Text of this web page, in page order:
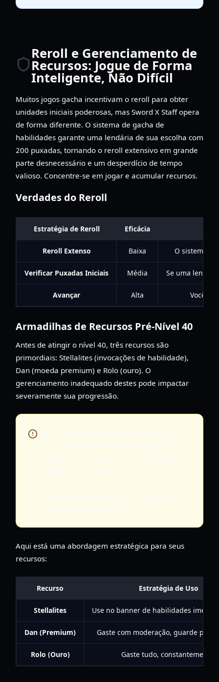
Reroll e Gerenciamento de
Recursos: Jogue de Forma
Inteligente, Não Difícil
Muitos jogos gacha incentivam o reroll para obter
unidades iniciais poderosas, mas Sword X Staff opera
de forma diferente. O sistema de gacha de
habilidades garante uma lendária de sua escolha com
200 puxadas, tornando o reroll extensivo em grande
parte desnecessário e um desperdício de tempo
valioso. Concentre-se em jogar e acumular recursos.
Verdades do Reroll
Estratégia de Reroll Eficácia
Reroll Extenso Baixa O sistema
Verificar Puxadas Iniciais Média Se uma
Avançar Alta Você
Armadilhas de Recursos Pré-Nível 40
Antes de atingir o nível 40, três recursos são
primordiais: Stellalites (invocações de habilidade),
Dan (moeda premium) e Rolo (ouro). O
gerenciamento inadequado destes pode impactar
severamente sua progressão.
Aqui está uma abordagem estratégica para seus
recursos:
Recurso Estratégia de Uso
Stellalites Use no banner de habilidades
Dan (Premium) Gaste com moderação, guarde para
Rolo (Ouro) Gaste tudo, constantemente.